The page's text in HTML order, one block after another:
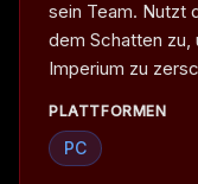
sein Team. Nutzt
dem Schatten zu,
Imperium zu
PLATTFORMEN
PC